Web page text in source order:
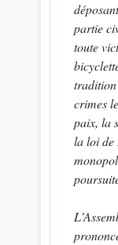
partie
toute
crimes
paix, la
la loi de